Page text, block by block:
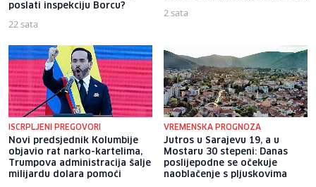
poslati inspekciju Borcu?
22 sata
2 sata
ISCRPLJENI PREGOVORI
Novi predsjednik Kolumbije
objavio rat narko-kartelima,
Trumpova administracija šalje
milijardu dolara pomoći
VREMENSKA PROGNOZA
Jutros u Sarajevu 19, a u
Mostaru 30 stepeni: Danas
poslijepodne se očekuje
naoblačenje s pljuskovima